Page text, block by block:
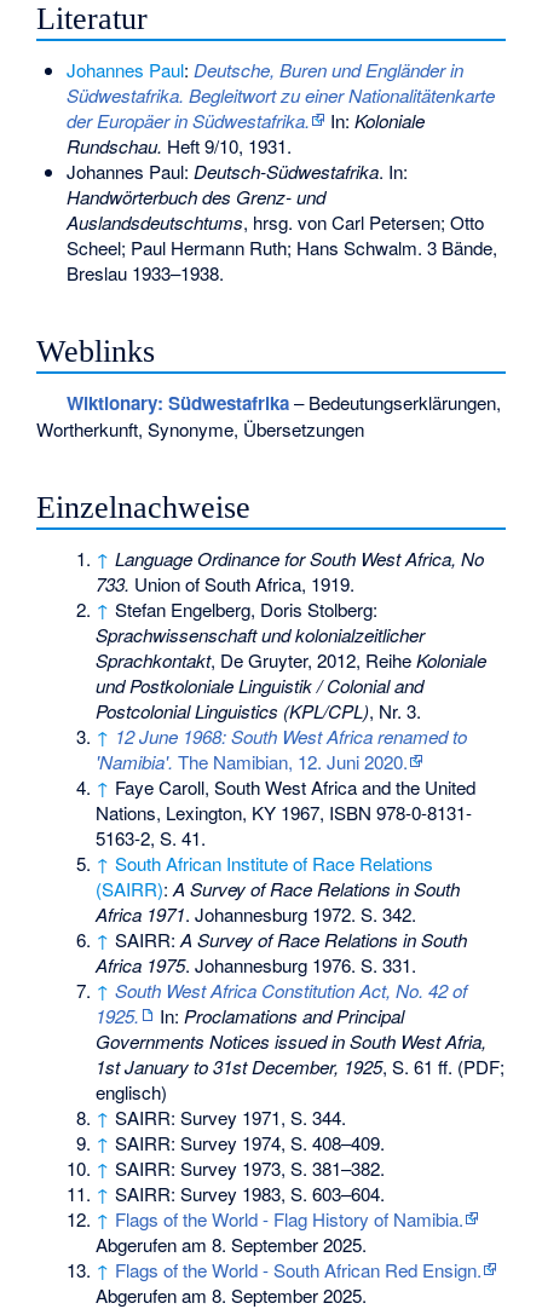
Literatur
Johannes Paul: Deutsche, Buren und Engländer in
Südwestafrika. Begleitwort zu einer Nationalitätenkarte
der Europäer in Südwestafrika.
In: Koloniale
Rundschau. Heft 9/10, 1931.
Johannes Paul: Deutsch-Südwestafrika. In:
Handwörterbuch des Grenz- und
Auslandsdeutschtums, hrsg. von Carl Petersen; Otto
Scheel; Paul Hermann Ruth; Hans Schwalm. 3 Bände,
Breslau 1933–1938.
Weblinks
Wiktionary: Südwestafrika– Bedeutungserklärungen,
Wortherkunft, Synonyme, Übersetzungen
Einzelnachweise
↑ Language Ordinance for South West Africa, No
733. Union of South Africa, 1919.
↑ Stefan Engelberg, Doris Stolberg:
Sprachwissenschaft und kolonialzeitlicher
Sprachkontakt, De Gruyter, 2012, ReiheKoloniale
und Postkoloniale Linguistik / Colonial and
Postcolonial Linguistics (KPL/CPL), Nr. 3.
↑ 12 June 1968: South West Africa renamed to
'Namibia'. The Namibian, 12. Juni 2020.
↑ Faye Caroll, South West Africa and the United
Nations, Lexington, KY 1967, ISBN 978-0-8131-
5163-2, S. 41.
↑ South African Institute of Race Relations
(SAIRR):A Survey of Race Relations in South
Africa 1971. Johannesburg 1972. S. 342.
↑ SAIRR:A Survey of Race Relations in South
Africa 1975. Johannesburg 1976. S. 331.
↑ South West Africa Constitution Act, No. 42 of
1925.
In: Proclamations and Principal
Governments Notices issued in South West Afria,
1st January to 31st December, 1925, S. 61 ff. (PDF;
englisch)
↑ SAIRR: Survey 1971, S. 344.
↑ SAIRR: Survey 1974, S. 408–409.
↑ SAIRR: Survey 1973, S. 381–382.
↑ SAIRR: Survey 1983, S. 603–604.
↑ Flags of the World - Flag History of Namibia.
Abgerufen am 8. September 2025.
↑ Flags of the World - South African Red Ensign.
Abgerufen am 8. September 2025.